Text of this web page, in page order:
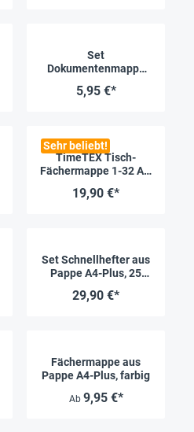
Set
Dokumentenmappe
farblos
5,95 €*
Sehr beliebt!
TimeTEX Tisch-
Fächermappe 1-32 A4,
Verschlussgummi
19,90 €*
Set Schnellhefter aus
Pappe A4-Plus, 25
29,90 €*
Fächermappe aus
Pappe A4-Plus, farbig
Ab 9,95 €*